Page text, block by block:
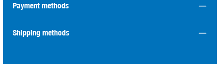
Payment methods
Shipping methods